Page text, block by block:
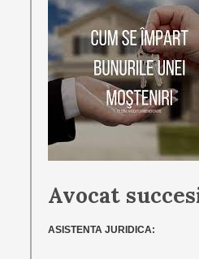
Avocat
ASISTENTA JURIDICA: